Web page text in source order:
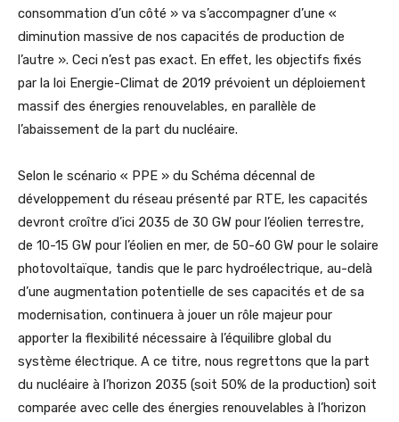
consommation d’un côté » va s’accompagner d’une «
diminution massive de nos capacités de production de
l’autre ». Ceci n’est pas exact. En effet, les objectifs fixés
par la loi Energie-Climat de 2019 prévoient un déploiement
massif des énergies renouvelables, en parallèle de
l’abaissement de la part du nucléaire.
Selon le scénario « PPE » du Schéma décennal de
développement du réseau présenté par RTE, les capacités
devront croître d’ici 2035 de 30 GW pour l’éolien terrestre,
de 10-15 GW pour l’éolien en mer, de 50-60 GW pour le solaire
photovoltaïque, tandis que le parc hydroélectrique, au-delà
d’une augmentation potentielle de ses capacités et de sa
modernisation, continuera à jouer un rôle majeur pour
apporter la flexibilité nécessaire à l’équilibre global du
système électrique. A ce titre, nous regrettons que la part
du nucléaire à l’horizon 2035 (soit 50% de la production) soit
comparée avec celle des énergies renouvelables à l’horizon